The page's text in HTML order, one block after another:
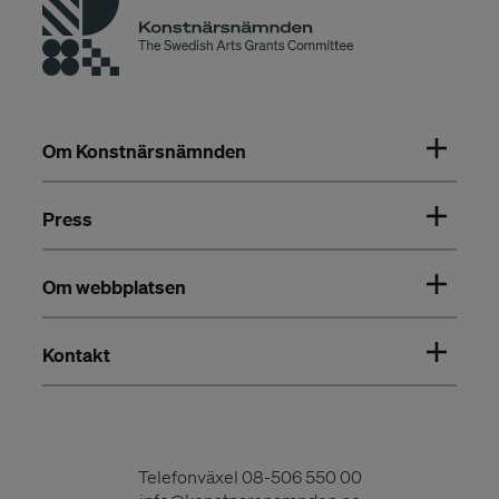
Om Konstnärsnämnden
Press
Om webbplatsen
Kontakt
Telefonväxel 08-506 550 00